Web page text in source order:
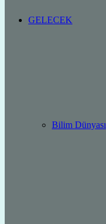
GELECEK
Bilim Dünyası